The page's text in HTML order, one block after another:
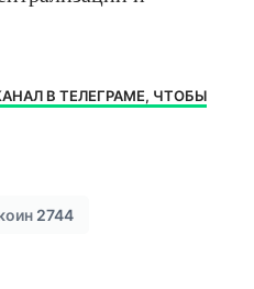
В ТЕЛЕГРАМЕ, ЧТОБЫ
2744